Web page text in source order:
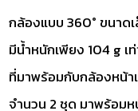
กล้องแบบ 360° ขนาด
มีน้ำหนักเพียง 104 g เ
ที่มาพร้อมกับกล้องหน้า
จำนวน 2 ชุด มาพร้อม